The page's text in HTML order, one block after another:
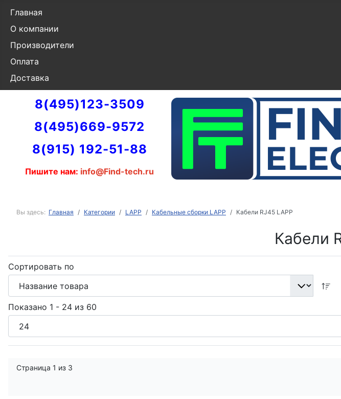
Главная
О компании
Производители
Оплата
Доставка
8(495)123-3509
8(495)669-9572
8(915) 192-51-88
Пишите нам: info@Find-tech.ru
Вы здесь: Главная Категории LAPP Кабельные сборки LAPP Кабели RJ45 LAPP
Кабели
Сортировать по
Показано 1 - 24 из 60
Страница 1 из 3